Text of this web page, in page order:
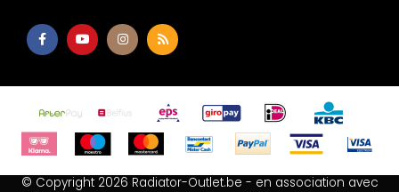
© Copyright 2026 Radiator-Outlet.be - en association avec